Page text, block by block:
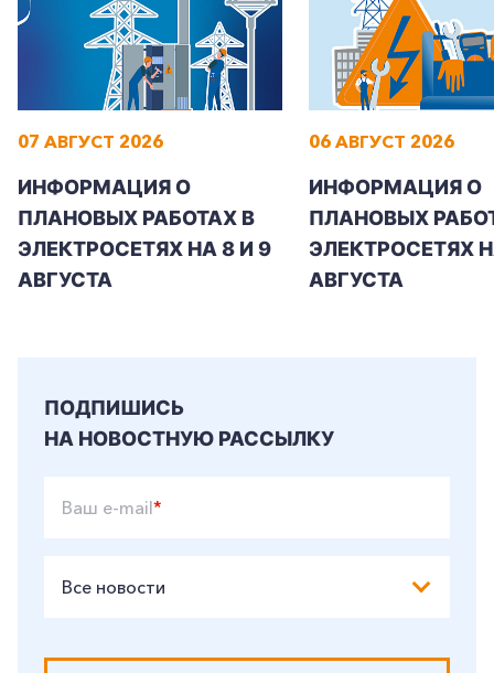
+7-800-700-24-57
Частным клиентам
07 АВГУСТ 2026
ИНФОРМАЦИЯ О
ПЛАНОВЫХ РАБОТАХ В
ЭЛЕКТРОСЕТЯХ НА 8 И 9
АВГУСТА
06 АВГУСТ 2026
ИНФОРМАЦИЯ О
ПЛАНОВЫХ
ЭЛЕКТРОСЕТЯХ
АВГУСТА
ПОДПИШИСЬ
НА НОВОСТНУЮ РАССЫЛКУ
Ваш e-mail*
Все новости